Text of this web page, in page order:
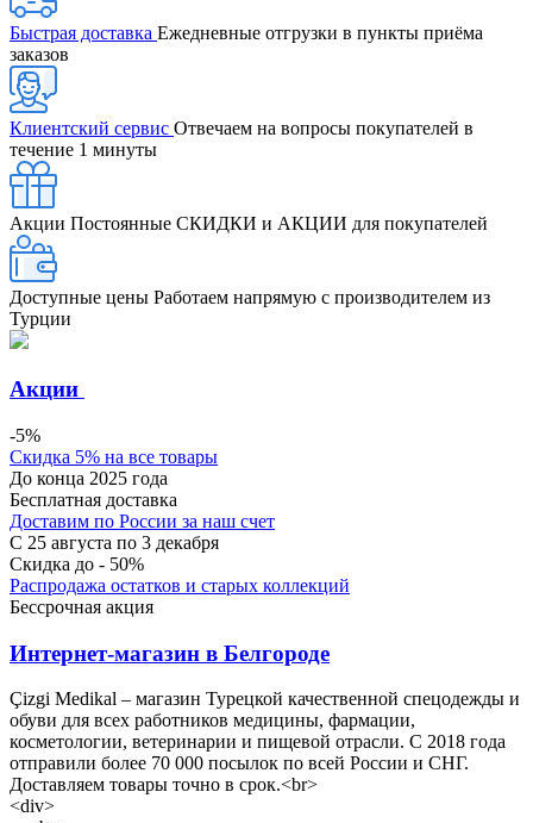
Быстрая доставка Ежедневные отгрузки в пункты приёма
заказов
Клиентский сервис Отвечаем на вопросы покупателей в
течение 1 минуты
Акции Постоянные СКИДКИ и АКЦИИ для покупателей
Доступные цены Работаем напрямую с производителем из
Турции
Акции
-5%
Скидка 5% на все товары
До конца 2025 года
Бесплатная доставка
Доставим по России за наш счет
С 25 августа по 3 декабря
Скидка до - 50%
Распродажа остатков и старых коллекций
Бессрочная акция
Интернет-магазин в Белгороде
Çizgi Medikal – магазин Турецкой качественной спецодежды и
обуви для всех работников медицины, фармации,
косметологии, ветеринарии и пищевой отрасли. С 2018 года
отправили более 70 000 посылок по всей России и СНГ.
Доставляем товары точно в срок.<br>
<div>